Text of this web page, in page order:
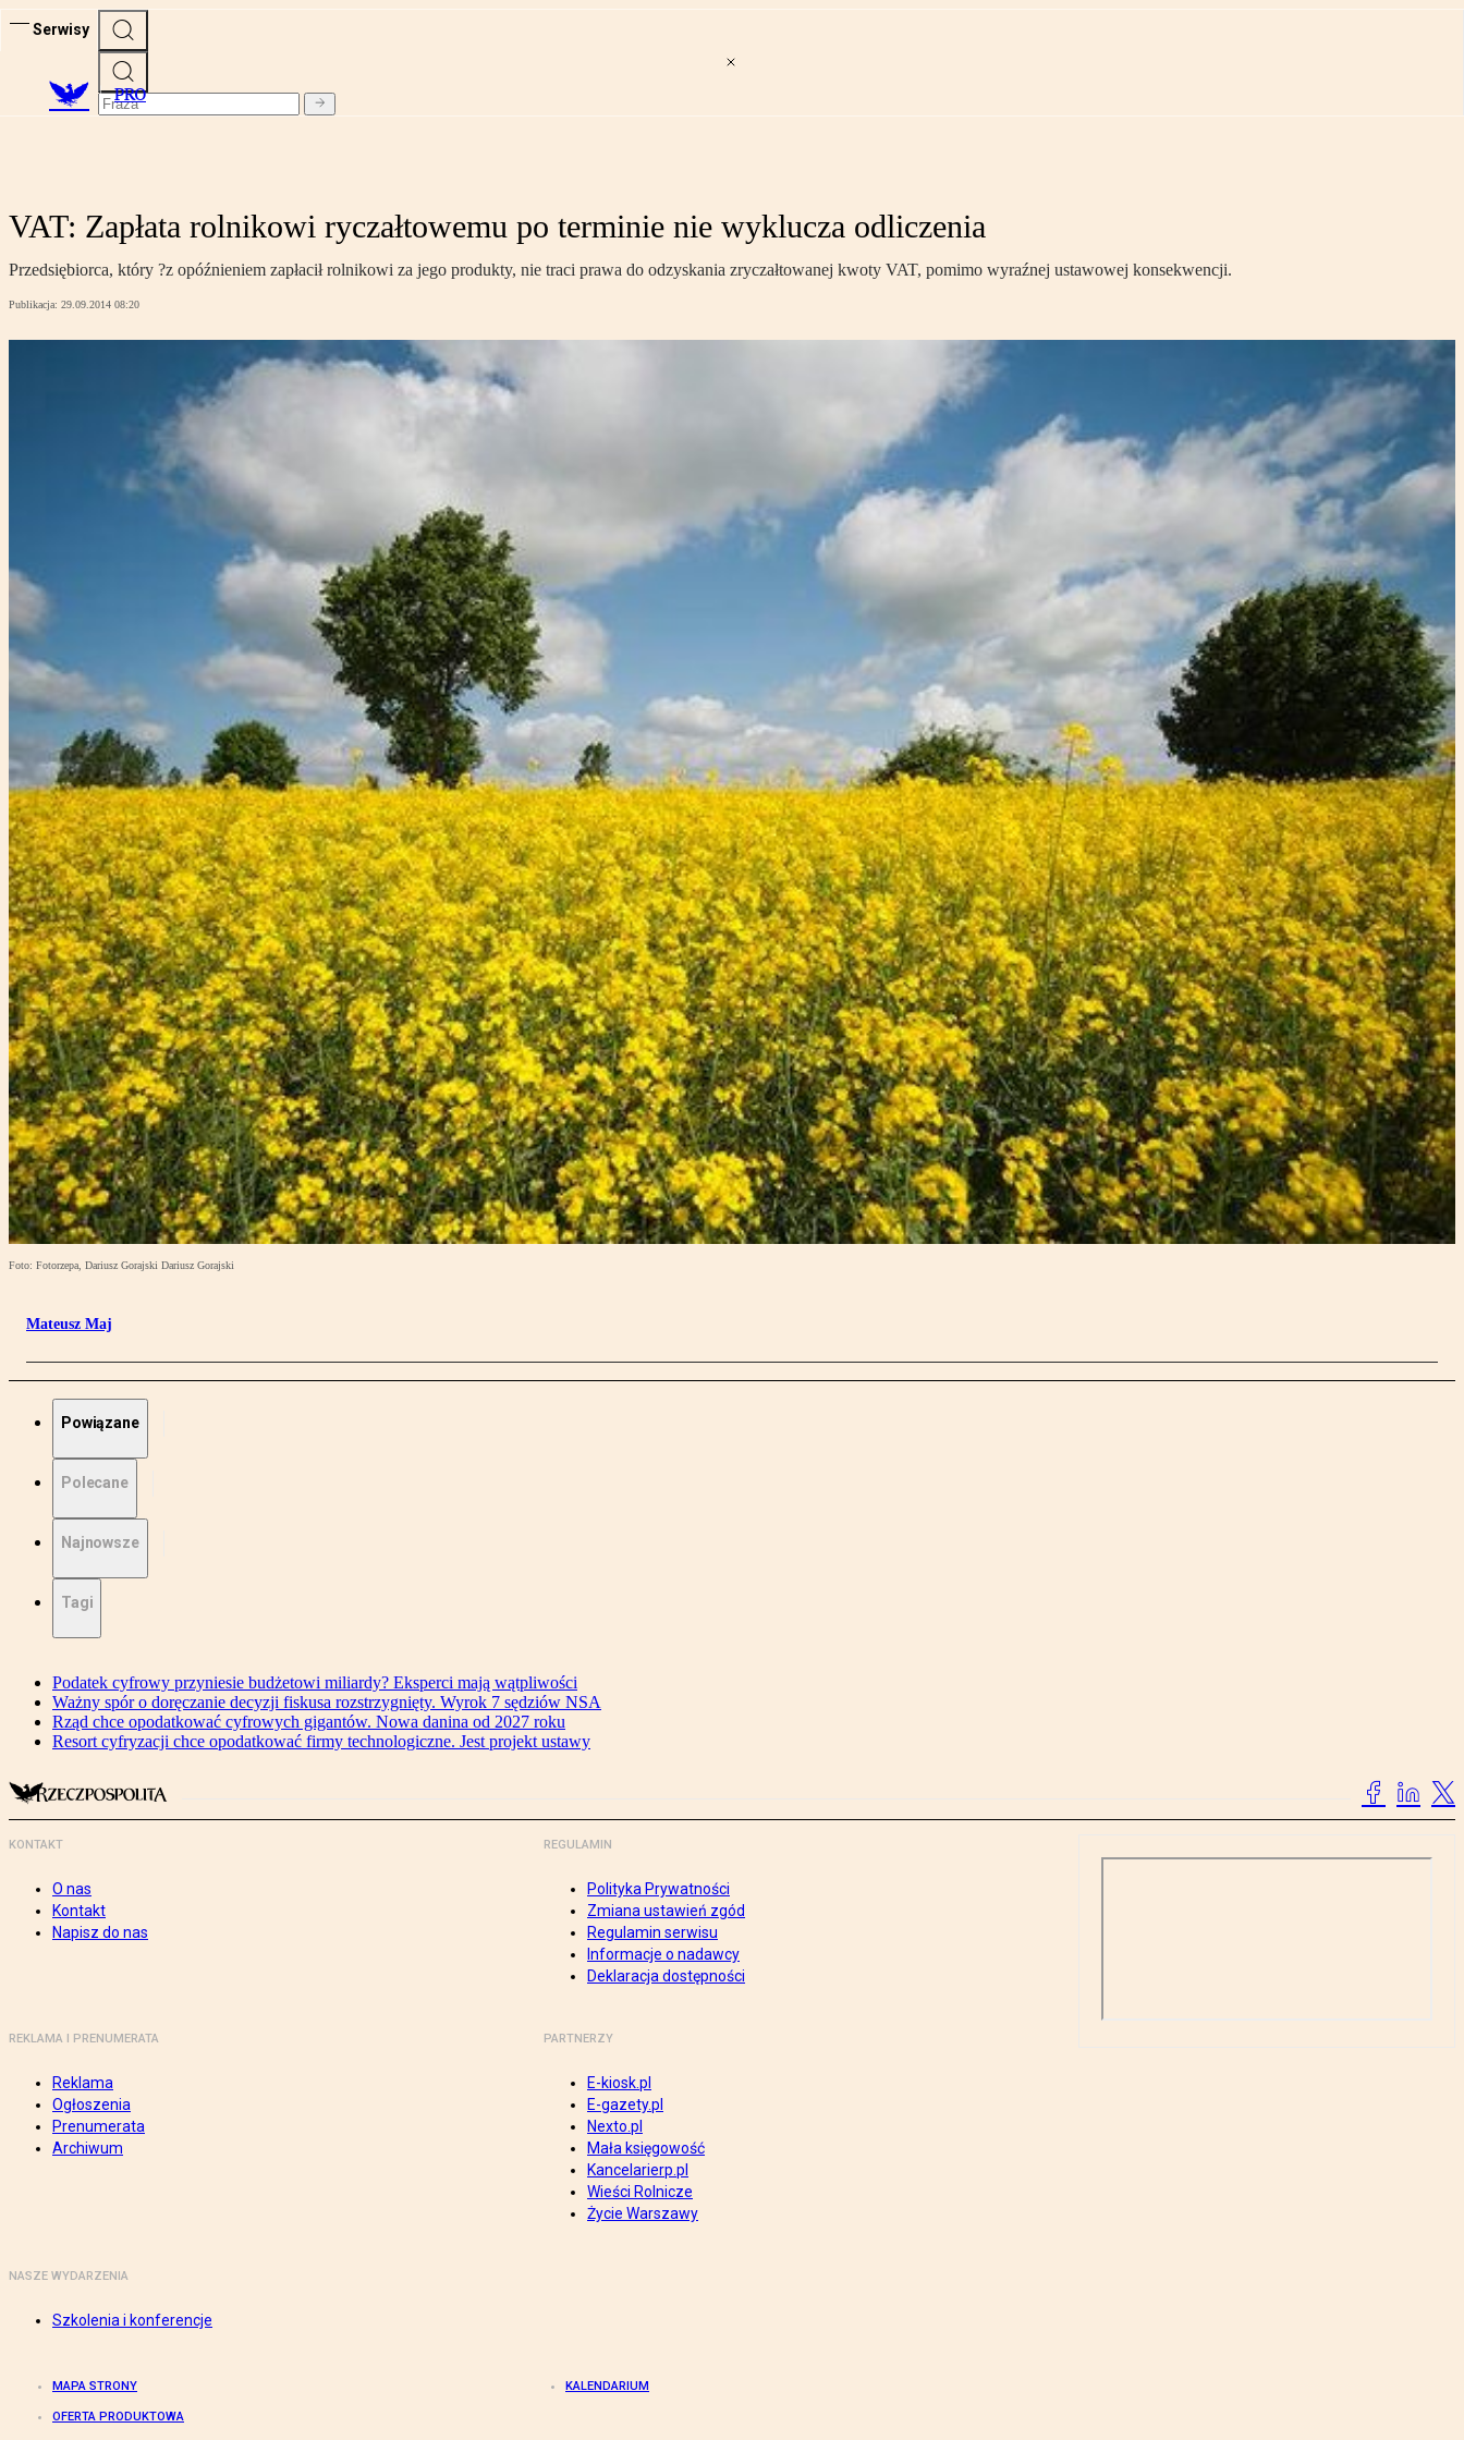
Serwisy
PRO
VAT: Zapłata rolnikowi ryczałtowemu po terminie nie wyklucza odliczenia
Przedsiębiorca, który ?z opóźnieniem zapłacił rolnikowi za jego produkty, nie traci prawa do odzyskania zryczałtowanej kwoty VAT, pomimo wyraźnej ustawowej konsekwencji.
Publikacja: 29.09.2014 08:20
Foto: Fotorzepa, Dariusz Gorajski Dariusz Gorajski
Mateusz Maj
Powiązane
Polecane
Najnowsze
Tagi
Podatek cyfrowy przyniesie budżetowi miliardy? Eksperci mają wątpliwości
Ważny spór o doręczanie decyzji fiskusa rozstrzygnięty. Wyrok 7 sędziów NSA
Rząd chce opodatkować cyfrowych gigantów. Nowa danina od 2027 roku
Resort cyfryzacji chce opodatkować firmy technologiczne. Jest projekt ustawy
KONTAKT
O nas
Kontakt
Napisz do nas
REGULAMIN
Polityka Prywatności
Zmiana ustawień zgód
Regulamin serwisu
Informacje o nadawcy
Deklaracja dostępności
REKLAMA I PRENUMERATA
Reklama
Ogłoszenia
Prenumerata
Archiwum
PARTNERZY
E-kiosk.pl
E-gazety.pl
Nexto.pl
Mała księgowość
Kancelarierp.pl
Wieści Rolnicze
Życie Warszawy
NASZE WYDARZENIA
Szkolenia i konferencje
MAPA STRONY KALENDARIUM
OFERTA PRODUKTOWA